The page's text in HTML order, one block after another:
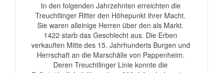
In den folgenden Jahrzehnten erreichten die
Treuchtlinger Ritter den Höhepunkt ihrer Macht.
Sie waren alleinige Herren über den als Markt.
1422 starb das Geschlecht aus. Die Erben
verkauften Mitte des 15. Jahrhunderts Burgen und
Herrschaft an die Marschälle von Pappenheim.
Deren Treuchtlinger Linie konnte die